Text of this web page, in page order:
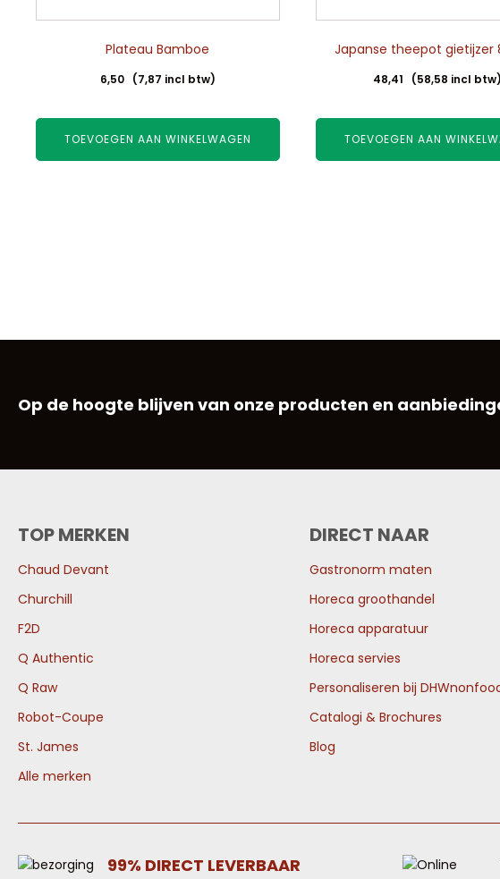
Plateau Bamboe
6,50 (7,87 incl btw)
TOEVOEGEN AAN WINKELWAGEN
Japanse theepot gietijzer
48,41 (58,58 incl btw)
TOEVOEGEN AAN
Op de hoogte blijven van onze producten en
TOP MERKEN
Chaud Devant
Churchill
F2D
Q Authentic
Q Raw
Robot-Coupe
St. James
Alle merken
DIRECT NAAR
Gastronorm maten
Horeca groothandel
Horeca apparatuur
Horeca servies
Personaliseren bij
Catalogi & Brochures
Blog
99% DIRECT LEVERBAAR